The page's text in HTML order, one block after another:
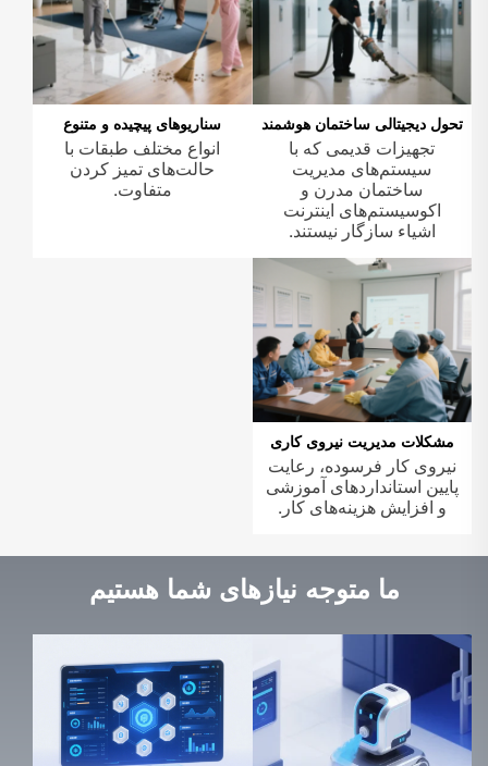
تحول دیجیتالی ساختمان هوشمند
تجهیزات قدیمی که با
سیستم‌های مدیریت
ساختمان مدرن و
اکوسیستم‌های اینترنت
اشیاء سازگار نیستند.
سناریوهای پیچیده و متنوع
انواع مختلف طبقات با
حالت‌های تمیز کردن
متفاوت.
مشکلات مدیریت نیروی کاری
نیروی کار فرسوده، رعایت
پایین استانداردهای آموزشی
و افزایش هزینه‌های کار.
ما متوجه نیازهای شما هستیم